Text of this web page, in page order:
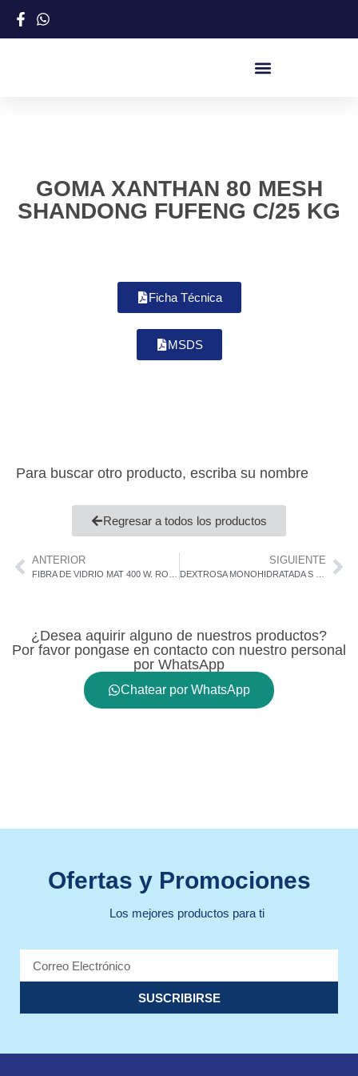
GOMA XANTHAN 80 MESH
SHANDONG FUFENG C/25 KG
Ficha Técnica
MSDS
Para buscar otro producto, escriba su nombre
Regresar a todos los productos
ANTERIOR SIGUIENTE
¿Desea aquirir alguno de nuestros productos?
Por favor pongase en contacto con nuestro personal
por WhatsApp
Chatear por WhatsApp
Ofertas y Promociones
Los mejores productos para ti
SUSCRIBIRSE